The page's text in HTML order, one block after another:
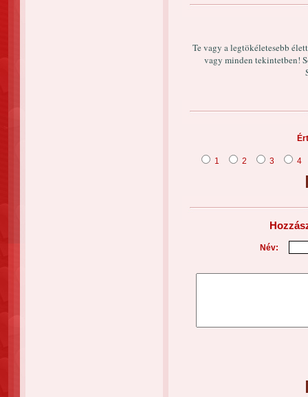
Te vagy a legtökéletesebb
vagy minden tekintetben!
1 2 3 4
Név: